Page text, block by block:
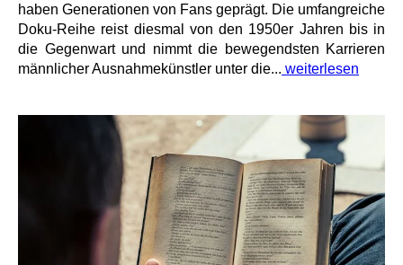
haben Generationen von Fans geprägt. Die umfangreiche
Doku-Reihe reist diesmal von den 1950er Jahren bis in
die Gegenwart und nimmt die bewegendsten Karrieren
männlicher Ausnahmekünstler unter die... weiterlesen